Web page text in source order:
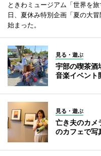
ときわミュージアム「世界を
日、夏休み特別企画「夏の大
始まった。
見る・遊ぶ
宇部の喫茶
音楽イベント
見る・遊ぶ
亡き夫のカ
のカフェで写